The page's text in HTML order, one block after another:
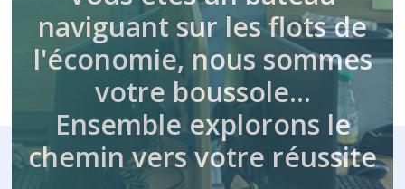
naviguant sur les flots de
l'économie, nous sommes
votre boussole…
Ensemble explorons le
chemin vers votre réussite